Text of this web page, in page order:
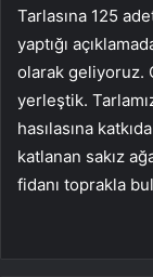
Tarlasına 125
yaptığı
olarak geliyoruz.
yerleştik.
hasılasına
katlanan sakız
fidanı toprakla